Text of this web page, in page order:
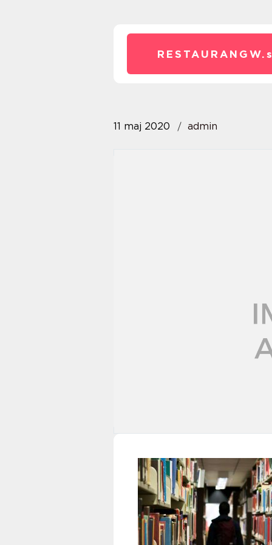
RESTAURANGW.
11 maj 2020 admin